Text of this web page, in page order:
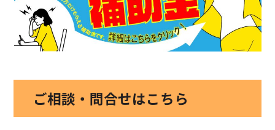
ご相談・問合せはこちら